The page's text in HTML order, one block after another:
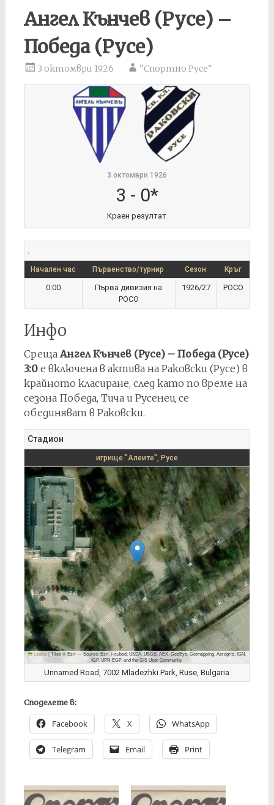
Ангел Кънчев (Русе) –
Победа (Русе)
3 октомври 1926 "Спортно Русе"
3 октомври 1926
3 - 0*
Краен резултат
.
Начален час Първенство/турнир Сезон Кръг
0:00
Първа дивизия на
РОСО
1926/27 РОСО
Инфо
Среща Ангел Кънчев (Русе) – Победа (Русе)
3:0 е включена в актива на Раковски (Русе) в
крайното класиране, след като по време на
сезона Победа, Тича и Русенец се
обединяват в Раковски.
Стадион
игрище "Алеите", Русе
Leaflet |Tiles © Esri — Source: Esri, i-cubed, USDA, USGS, AEX, GeoEye, Getmapping, Aerogrid, IGN,
IGP, UPR-EGP, and the GIS User Community
Unnamed Road, 7002 Mladezhki Park, Ruse, Bulgaria
Споделете в:
Facebook X WhatsApp
Telegram Email Print